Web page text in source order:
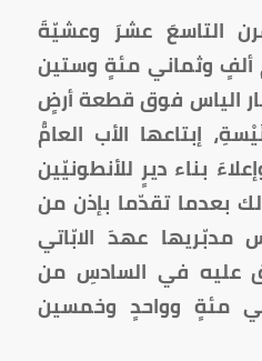
التاسعَ عشرَ وعشيّةَ
ألفٍ وثماني مئةٍ وستين
مار الياس فوق قطعة أرضٍ
إبتاعها الأب العامُّ
بناء ديرٍ للأنطونيّين
بعدما تقدّما بإذن من
مدبّريها عهدَ الابّاتي
عليه في السادسِ من
مئةٍ وواحدٍ وخمسين